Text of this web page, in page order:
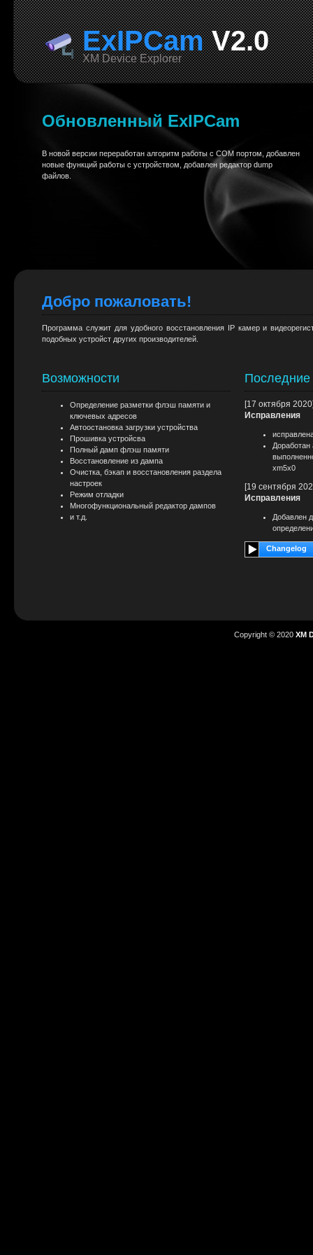
ExIPCamV2.0
XM Device Explorer
Обновленный ExIPCam
В новой версии переработан алгоритм работы с COM портом, добавлен
новые функций работы с устройством, добавлен редактор dump
файлов.
Добро пожаловать!
Программа служит для удобного восстановления IP камер и
подобных устройст других производителей.
Возможности
Определение разметки флэш памяти и
ключевых адресов
Автоостановка загрузки устройства
Прошивка устройсва
Полный дамп флэш памяти
Восстановление из дампа
Очистка, бэкап и восстановления раздела
настроек
Режим отладки
Многофункциональный редактор дампов
и т.д.
[17 октября
Исправления
Доработан
xm5x0
[19 сентября
Исправления
Добавлен
Changelog
Copyright © 2020 XM